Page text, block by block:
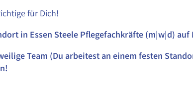
für Dich!
in Essen Steele Pflegefachkräfte (m|w|d)
Team (Du arbeitest an einem festen